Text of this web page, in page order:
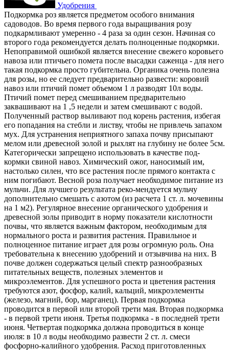
Удобрения
Подкормка роз является предметом особого внимания
садоводов. Во время первого года выращивания розу
подкармливают умеренно - 4 раза за один сезон. Начиная со
второго года рекомендуется делать полноценные подкормки.
Непоправимой ошибкой является внесение свежего коровьего
навоза или птичьего помета после высадки саженца - для него
такая подкормка просто губительна. Органика очень полезна
для розы, но ее следует предварительно развести: коровий
навоз или птичий помет объемом 1 л разводят 10л воды.
Птичий помет перед смешиванием предварительно
заквашивают на 1 ,5 недели и затем смешивают с водой.
Полученный раствор выливают под корень растения, избегая
его попадания на стебли и листву, чтобы не привлечь запахом
мух. Для устранения неприятного запаха почву присыпают
мелом или древесной золой и рыхлят на глубину не более 5см.
Категорически запрещено использовать в качестве под-
кормки свиной навоз. Химический ожог, наносимый им,
настолько силен, что все растения после прямого контакта с
ним погибают. Весной роза получает необходимое питание из
мульчи. Для лучшего результата реко-мендуется мульчу
дополнительно смешать с азотом (из расчета 1 ст. л. мочевины
на 1 м2). Регулярное внесение органического удобрения и
древесной золы приводит в норму показатели кислотности
почвы, что является важным фактором, необходимым для
нормального роста и развития растения. Правильное и
полноценное питание играет для розы огромную роль. Она
требовательна к внесению удобрений и отзывчива на них. В
почве должен содержаться целый спектр разнообразных
питательных веществ, полезных элементов и
микроэлементов. Для успешного роста и цветения растения
требуются азот, фосфор, калий, кальций, микроэлементы
(железо, магний, бор, марганец). Первая подкормка
проводится в первой или второй трети мая. Вторая подкормка
- в первой трети июня. Третья подкормка - в последней трети
июня. Четвертая подкормка должна проводиться в конце
июля: в 10 л воды необходимо развести 2 ст. л. смеси
фосфорно-калийного удобрения. Расход приготовленных